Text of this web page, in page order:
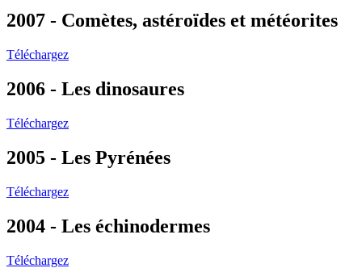
2007 - Comètes, astéroïdes et météorites
Téléchargez
2006 - Les dinosaures
Téléchargez
2005 - Les Pyrénées
Téléchargez
2004 - Les échinodermes
Téléchargez